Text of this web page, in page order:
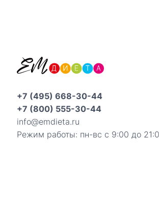
+7 (495) 668-30-44
+7 (800) 555-30-44
info@emdieta.ru
Режим работы: пн-вс с 9:00 до